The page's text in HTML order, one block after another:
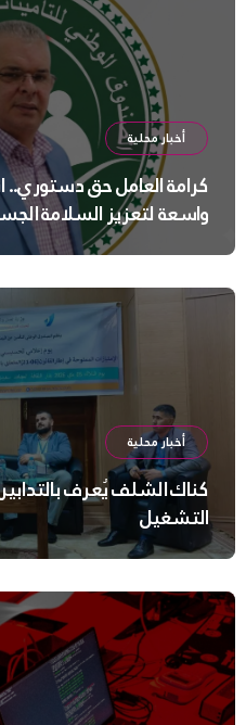
أخبار محلية
كرامة العامل حق
واسعة لتعزيز السلامة
أخبار محلية
كناك الشلف يُعرف
التشغيل